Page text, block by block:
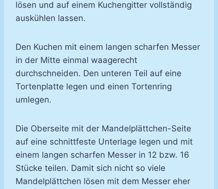
lösen und auf einem Kuchengitter vollständig
auskühlen lassen.
Den Kuchen mit einem langen scharfen Messer
in der Mitte einmal waagerecht
durchschneiden. Den unteren Teil auf eine
Tortenplatte legen und einen Tortenring
umlegen.
Die Oberseite mit der Mandelplättchen-Seite
auf eine schnittfeste Unterlage legen und mit
einem langen scharfen Messer in 12 bzw. 16
Stücke teilen. Damit sich nicht so viele
Mandelplättchen lösen mit dem Messer eher